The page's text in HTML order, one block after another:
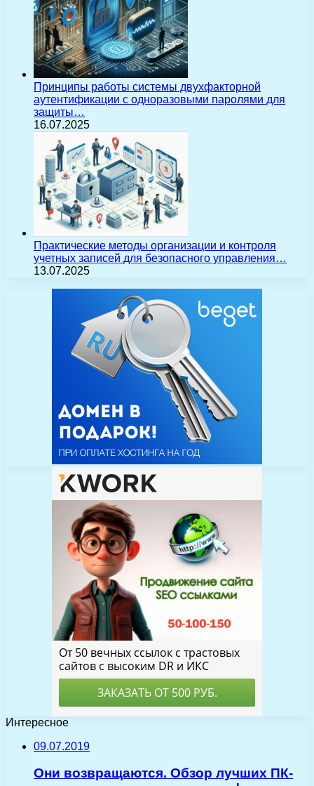
Принципы работы системы двухфакторной
аутентификации с одноразовыми паролями для
защиты…
16.07.2025
Практические методы организации и контроля
учетных записей для безопасного управления…
13.07.2025
Интересное
09.07.2019
Они возвращаются. Обзор лучших ПК-